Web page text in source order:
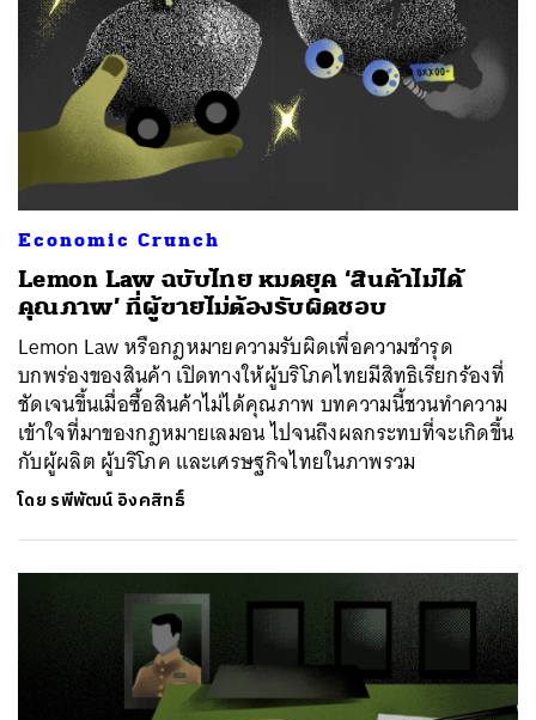
Economic Crunch
Lemon Law ฉบับไทย หมดยุค ‘สินค้าไม่ได้
คุณภาพ’ ที่ผู้ขายไม่ต้องรับผิดชอบ
Lemon Law หรือกฎหมายความรับผิดเพื่อความชำรุด
บกพร่องของสินค้า เปิดทางให้ผู้บริโภคไทยมีสิทธิเรียกร้องที่
ชัดเจนขึ้นเมื่อซื้อสินค้าไม่ได้คุณภาพ บทความนี้ชวนทำความ
เข้าใจที่มาของกฎหมายเลมอน ไปจนถึงผลกระทบที่จะเกิดขึ้น
กับผู้ผลิต ผู้บริโภค และเศรษฐกิจไทยในภาพรวม
โดย รพีพัฒน์ อิงคสิทธิ์